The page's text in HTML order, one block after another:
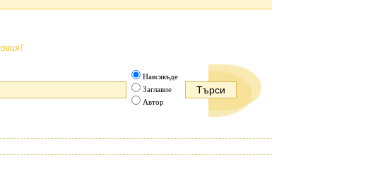
Навсякъде
Заглавие
Автор